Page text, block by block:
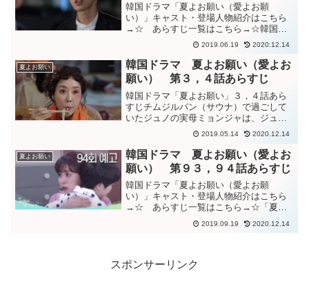
韓国ドラマ「夏よお願い（愛よお願
い）」キャスト・登場人物紹介はこちら
→☆ あらすじ一覧はこちら→☆韓国ド
ラマ「夏よお願い（愛よお願い）」３
３，３４話あらすじサンミがジュノの母
親と会っていることに驚くサンウォン。
サンミとの結婚が頭をよぎり、酒...
2019.06.19 2020.12.14
夏よお願い
韓国ドラマ 夏よお願い（愛よお
願い） 第３，４話あらすじ
韓国ドラマ「夏よお願い」３，４話あら
すじチムジルパン（サウナ）で過ごして
いたジュノの実母ミョンジャは、ジュノ
が立派な医師になってテレビ番組に出て
いるのを見て驚く。勝手に他のチャンネ
ルに変えた女性客に怒り、喧嘩をするミ
ョンジャ。自身
2019.05.14 2020.12.14
夏よお願い
韓国ドラマ 夏よお願い（愛よお
願い） 第９３，９４話あらすじ
韓国ドラマ「夏よお願い（愛よお願
い）」キャスト・登場人物紹介はこちら
→☆ あらすじ一覧はこちら→☆「夏よ
お願い（愛よお願い）」９３，９４話あ
らすじ実母の写真の入った写真フレーム
2019.09.19 2020.12.14
スポンサーリンク